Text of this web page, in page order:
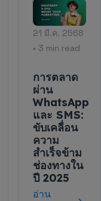
21 มี.ค. 2568
• 3 min read
การตลาด
ผ่าน
WhatsApp
และ SMS:
ขับเคลื่อน
ความ
สำเร็จข้าม
ช่องทางใน
ปี 2025
อ่าน